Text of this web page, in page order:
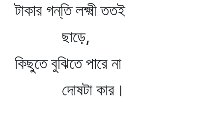
টাকার গন্‌তি লক্ষ্মী ততই
ছাড়ে,
কিছুতে বুঝিতে পারে না
দোষটা কার।